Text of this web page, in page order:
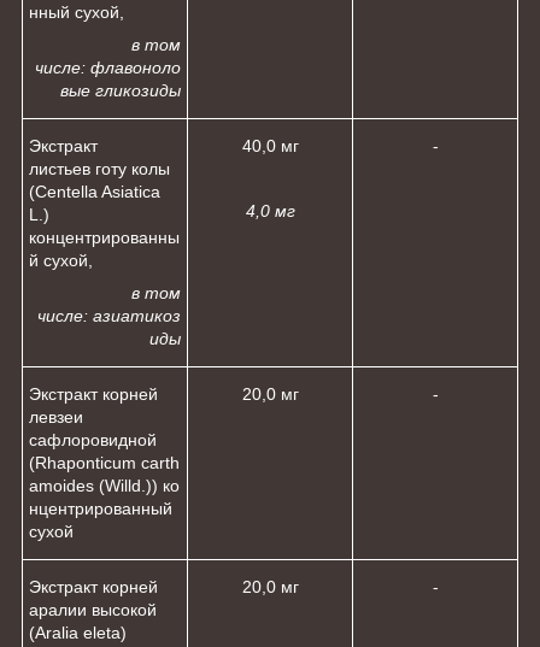
нный сухой,
в том
числе: флавоноло
вые гликозиды
Экстракт
листьев готу колы
(Centella Asiatica
L.)
концентрированны
й сухой,
в том
числе: азиатикоз
иды
40,0 мг
4,0 мг
-
Экстракт корней
левзеи
сафлоровидной
(Rhaponticum carth
amoides (Willd.)) ко
нцентрированный
сухой
20,0 мг -
Экстракт корней
аралии высокой
(Aralia eleta)
20,0 мг -